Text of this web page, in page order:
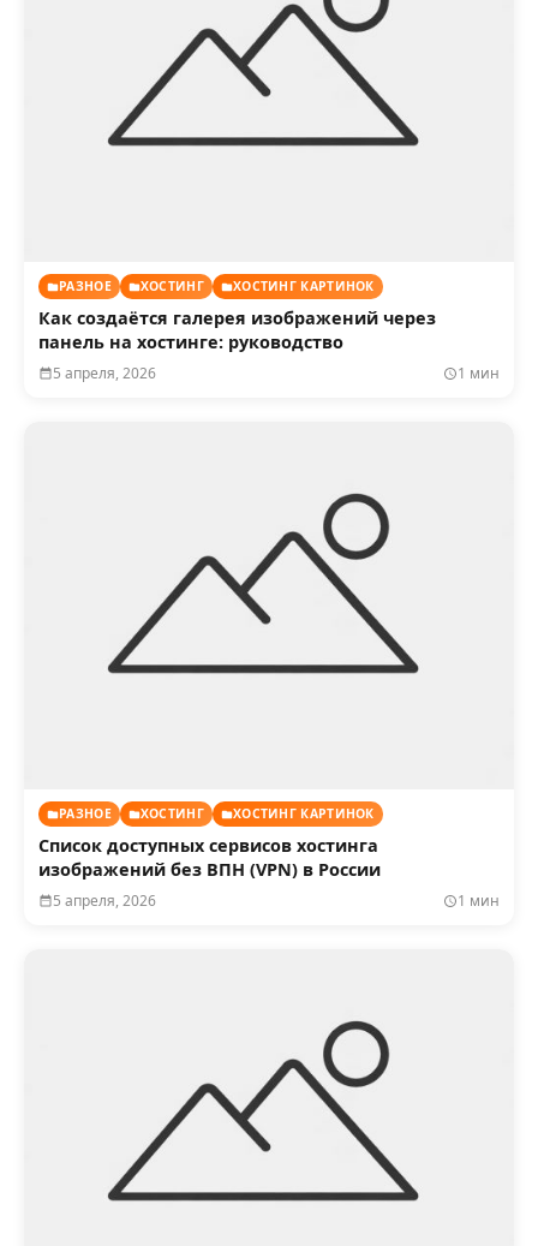
РАЗНОЕ ХОСТИНГ ХОСТИНГ КАРТИНОК
Как создаётся галерея изображений через
панель на хостинге: руководство
5 апреля, 2026 1 мин
РАЗНОЕ ХОСТИНГ ХОСТИНГ КАРТИНОК
Список доступных сервисов хостинга
изображений без ВПН (VPN) в России
5 апреля, 2026 1 мин